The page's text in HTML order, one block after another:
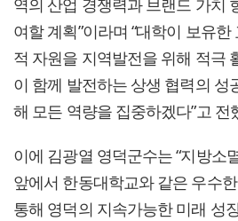
역의 산업 경쟁력과 브랜드 가치
여할 계획”이라며 “대학이 보유한
적 자원을 지역발전을 위해 적극
이 함께 발전하는 상생 협력의 성
해 모든 역량을 집중하겠다”고 전
이에 김광열 영덕군수는 “지방소
앞에서 한동대학교와 같은 우수
통해 영덕의 지속가능한 미래 성